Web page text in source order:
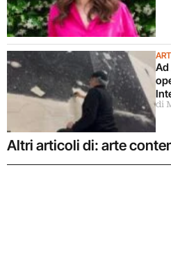
Ad
di
Altri articoli di: arte